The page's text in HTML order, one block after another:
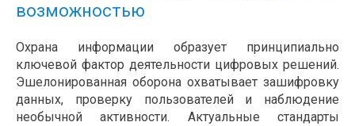
возможностью
Охрана информации образует принципиально
ключевой фактор деятельности цифровых решений.
Эшелонированная оборона охватывает зашифровку
данных, проверку пользователей и наблюдение
необычной активности. Актуальные стандарты